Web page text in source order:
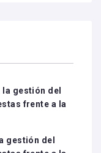
gestión del
frente a la
gestión del